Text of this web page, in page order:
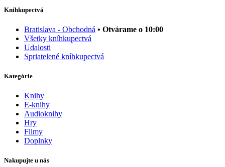
Kníhkupectvá
Bratislava - Obchodná • Otvárame o 10:00
Všetky kníhkupectvá
Udalosti
Spriatelené kníhkupectvá
Kategórie
Knihy
E-knihy
Audioknihy
Hry
Filmy
Doplnky
Nakupujte u nás